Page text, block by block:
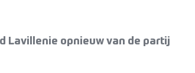
Lavillenie opnieuw van de partij